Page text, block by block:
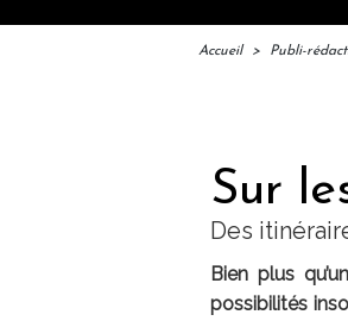
Accueil > Publi-
Sur
Des
Bien plus
possibilités